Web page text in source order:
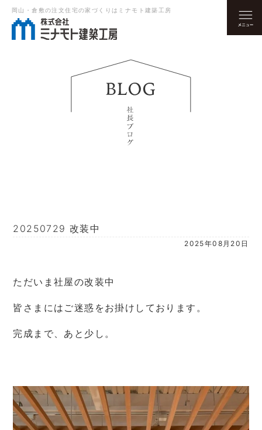
岡山・倉敷の注文住宅の家づくりはミナモト建築工房
20250729 改装中
2025年08月20日
ただいま社屋の改装中
皆さまにはご迷惑をお掛けしております。
完成まで、あと少し。